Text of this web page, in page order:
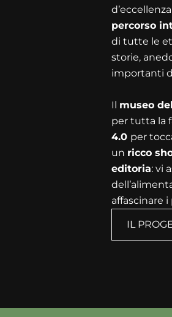
percorso
di tutte le
storie,
importanti
Il museo
per tutta la
4.0 per
un ricco
editoria: vi
affascinare
IL